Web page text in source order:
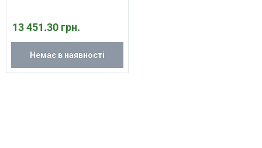
13 451.30 грн.
Немає в наявності